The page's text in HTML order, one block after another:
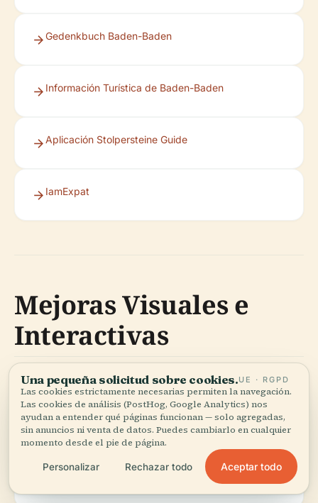
Gedenkbuch Baden-Baden
Información Turística de Baden-Baden
Aplicación Stolpersteine Guide
IamExpat
Mejoras Visuales e
Interactivas
Imágenes de alta calidad del Stolperstein de Anna
Bach y otros monumentos locales (con texto
alternativo descriptivo).
Mapa interactivo de los Stolpersteine en Baden-
Una pequeña solicitud sobre cookies.UE · RGPD
Las cookies estrictamente necesarias permiten la navegación.
Las cookies de análisis (PostHog, Google Analytics) nos
ayudan a entender qué páginas funcionan — solo agregadas,
sin anuncios ni venta de datos. Puedes cambiarlo en cualquier
momento desde el pie de página.
Personalizar Rechazar todo Aceptar todo